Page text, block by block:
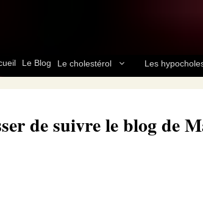
Le Blog Le cholestérol Les
de suivre le blog de